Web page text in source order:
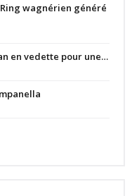
wagnérien généré
en vedette pour une…